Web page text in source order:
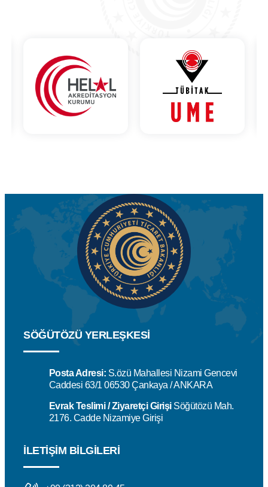
SÖĞÜTÖZÜ YERLEŞKESİ
Posta Adresi: S.özü Mahallesi Nizami Gencevi
Caddesi 63/1 06530 Çankaya / ANKARA
Evrak Teslimi / Ziyaretçi GirişiSöğütözü Mah.
2176. Cadde Nizamiye Girişi
İLETIŞIM BILGILERI